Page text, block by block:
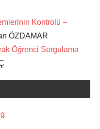
Kontrolü –
ÖZDAMAR
Öğrenci Sorgulama